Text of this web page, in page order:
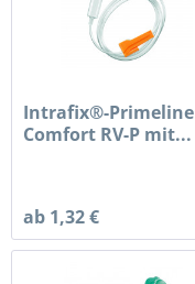
Intrafix®-Primeline
Comfort RV-P mit...
ab 1,32 €